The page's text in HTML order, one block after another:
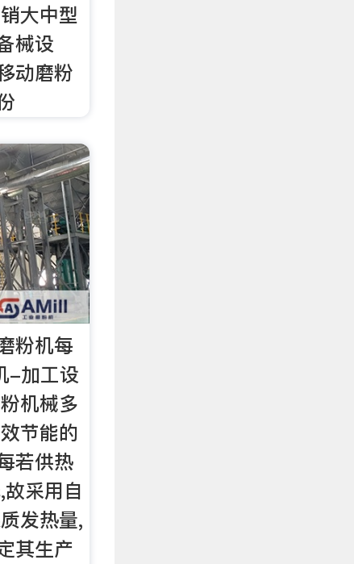
大中型
械设
动磨粉
粉机每
-加工设
机械多
节能的
若供热
采用自
发热量,
其生产